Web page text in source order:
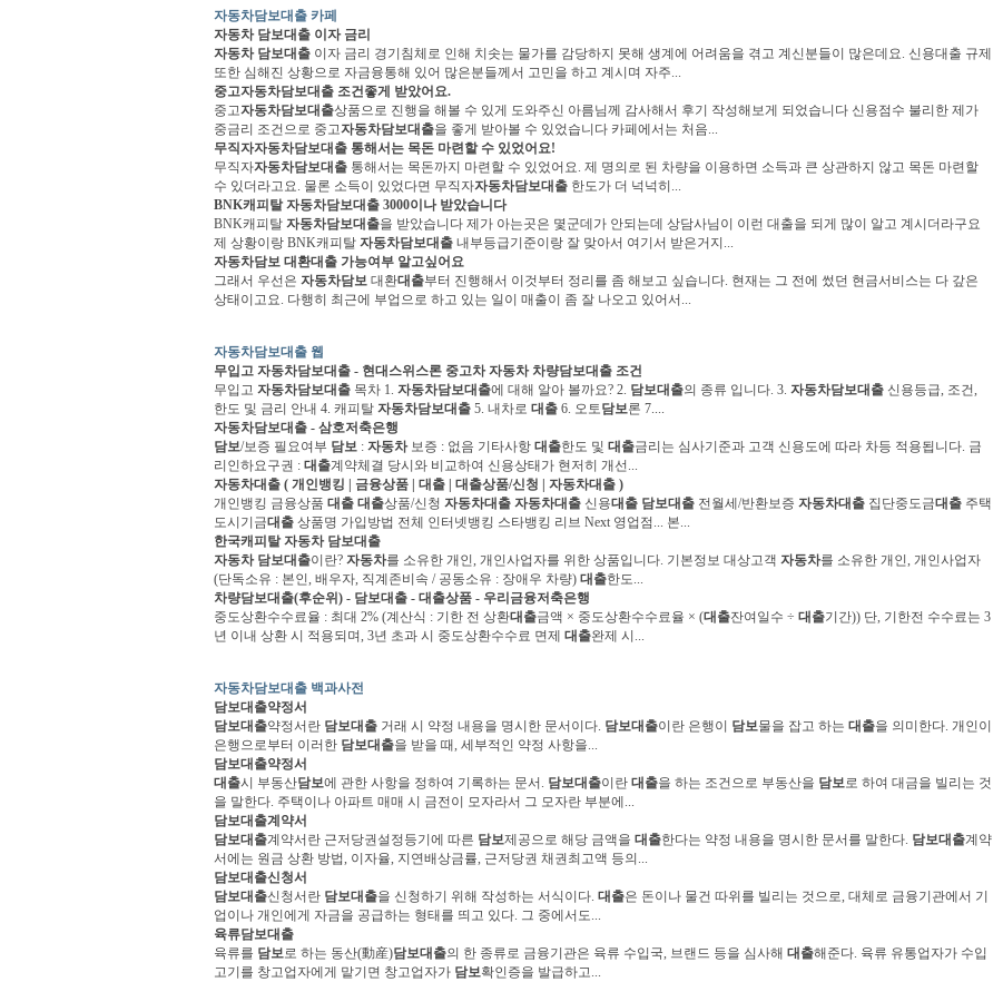
자동차담보대출 카페
자동차 담보대출 이자 금리
자동차 담보대출 이자 금리 경기침체로 인해 치솟는 물가를 감당하지 못해 생계에 어려움을 겪고 계신분들이 많은데요. 신용대출 규제
또한 심해진 상황으로 자금융통해 있어 많은분들께서 고민을 하고 계시며 자주...
중고자동차담보대출 조건좋게 받았어요.
중고자동차담보대출상품으로 진행을 해볼 수 있게 도와주신 아름님께 감사해서 후기 작성해보게 되었습니다 신용점수 불리한 제가
중금리 조건으로 중고자동차담보대출을 좋게 받아볼 수 있었습니다 카페에서는 처음...
무직자자동차담보대출 통해서는 목돈 마련할 수 있었어요!
무직자자동차담보대출 통해서는 목돈까지 마련할 수 있었어요. 제 명의로 된 차량을 이용하면 소득과 큰 상관하지 않고 목돈 마련할
수 있더라고요. 물론 소득이 있었다면 무직자자동차담보대출 한도가 더 넉넉히...
BNK캐피탈자동차담보대출 3000이나 받았습니다
BNK캐피탈 자동차담보대출을 받았습니다 제가 아는곳은 몇군데가 안되는데 상담사님이 이런 대출을 되게 많이 알고 계시더라구요
제 상황이랑 BNK캐피탈 자동차담보대출 내부등급기준이랑 잘 맞아서 여기서 받은거지...
자동차담보 대환대출 가능여부 알고싶어요
그래서 우선은 자동차담보 대환대출부터 진행해서 이것부터 정리를 좀 해보고 싶습니다. 현재는 그 전에 썼던 현금서비스는 다 갚은
상태이고요. 다행히 최근에 부업으로 하고 있는 일이 매출이 좀 잘 나오고 있어서...
자동차담보대출 웹
무입고 자동차담보대출 - 현대스위스론 중고차자동차차량담보대출 조건
무입고 자동차담보대출 목차 1. 자동차담보대출에 대해 알아 볼까요? 2. 담보대출의 종류 입니다. 3. 자동차담보대출 신용등급, 조건,
한도 및 금리 안내 4. 캐피탈 자동차담보대출 5. 내차로 대출 6. 오토 담보론 7....
자동차담보대출 - 삼호저축은행
담보/보증 필요여부 담보 : 자동차보증 : 없음 기타사항 대출한도 및 대출금리는 심사기준과 고객 신용도에 따라 차등 적용됩니다. 금
리인하요구권 : 대출계약체결 당시와 비교하여 신용상태가 현저히 개선...
자동차대출 ( 개인뱅킹 | 금융상품 | 대출 | 대출상품/신청 | 자동차대출 )
개인뱅킹 금융상품 대출 대출상품/신청 자동차대출 자동차대출 신용대출 담보대출 전월세/반환보증 자동차대출 집단중도금대출 주택
도시기금대출 상품명 가입방법 전체 인터넷뱅킹 스타뱅킹 리브 Next 영업점... 본...
한국캐피탈자동차 담보대출
자동차 담보대출이란? 자동차를 소유한 개인, 개인사업자를 위한 상품입니다. 기본정보 대상고객 자동차를 소유한 개인, 개인사업자
(단독소유 : 본인, 배우자, 직계존비속 / 공동소유 : 장애우 차량) 대출한도...
차량담보대출(후순위) - 담보대출 - 대출상품 - 우리금융저축은행
중도상환수수료율 : 최대 2% (계산식 : 기한 전 상환대출금액 × 중도상환수수료율 × (대출잔여일수 ÷ 대출기간)) 단, 기한전 수수료는 3
년 이내 상환 시 적용되며, 3년 초과 시 중도상환수수료 면제 대출완제 시...
자동차담보대출 백과사전
담보대출약정서
담보대출약정서란 담보대출 거래 시 약정 내용을 명시한 문서이다. 담보대출이란 은행이 담보물을 잡고 하는 대출을 의미한다. 개인이
은행으로부터 이러한 담보대출을 받을 때, 세부적인 약정 사항을...
담보대출약정서
대출시 부동산담보에 관한 사항을 정하여 기록하는 문서. 담보대출이란 대출을 하는 조건으로 부동산을 담보 로 하여 대금을 빌리는 것
을 말한다. 주택이나 아파트 매매 시 금전이 모자라서 그 모자란 부분에...
담보대출계약서
담보대출계약서란 근저당권설정등기에 따른 담보제공으로 해당 금액을 대출한다는 약정 내용을 명시한 문서를 말한다. 담보대출계약
서에는 원금 상환 방법, 이자율, 지연배상금률, 근저당권 채권최고액 등의...
담보대출신청서
담보대출신청서란 담보대출을 신청하기 위해 작성하는 서식이다. 대출은 돈이나 물건 따위를 빌리는 것으로, 대체로 금융기관에서 기
업이나 개인에게 자금을 공급하는 형태를 띄고 있다. 그 중에서도...
육류담보대출
육류를 담보 로 하는 동산(動産)담보대출의 한 종류로 금융기관은 육류 수입국, 브랜드 등을 심사해 대출해준다. 육류 유통업자가 수입
고기를 창고업자에게 맡기면 창고업자가 담보확인증을 발급하고...